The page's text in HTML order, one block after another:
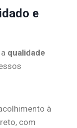
e
qualidade
à
com